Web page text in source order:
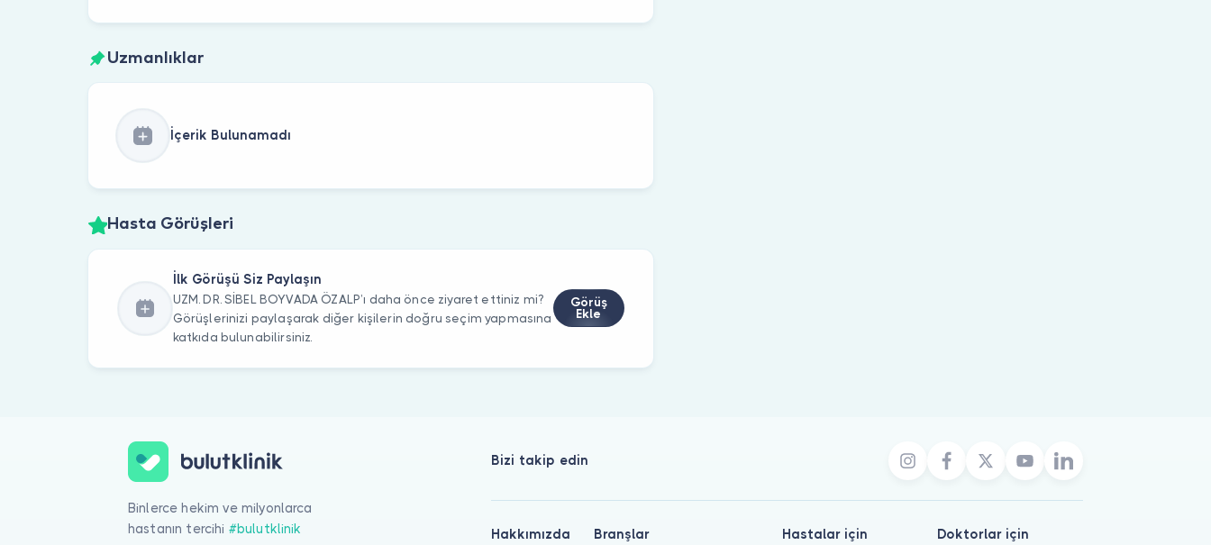
Uzmanlıklar
İçerik Bulunamadı
Hasta Görüşleri
İlk Görüşü Siz Paylaşın
UZM. DR. SİBEL BOYVADA ÖZALP’ı daha önce ziyaret ettiniz mi?
Görüşlerinizi paylaşarak diğer kişilerin doğru seçim yapmasına
katkıda bulunabilirsiniz.
Görüş
Ekle
Binlerce hekim ve milyonlarca
hastanın tercihi #bulutklinik
Bizi takip edin
Hakkımızda Branşlar Hastalar için Doktorlar için